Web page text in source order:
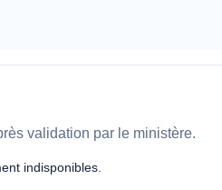
validation par le ministère.
indisponibles.